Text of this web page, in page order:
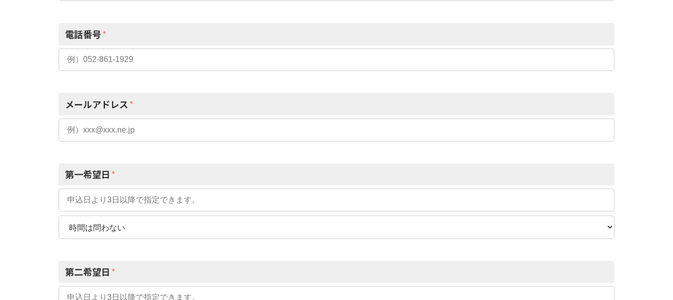
電話番号*
メールアドレス*
第一希望日 *
第二希望日 *